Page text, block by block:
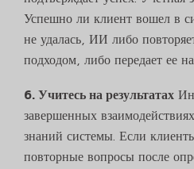
Успешно ли клиент вошел в
не удалась, ИИ либо
подходом, либо передает ее
6. Учитесь на результатах
завершенных
знаний системы. Если
повторные вопросы после